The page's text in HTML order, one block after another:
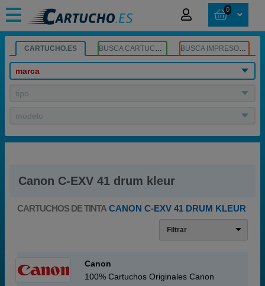
0
CARTUCHO.ES BUSCA CARTUCHOS BUSCA IMPRESORA
marca
tipo
modelo
Canon C-EXV 41 drum kleur
CARTUCHOS DE TINTA CANON C-EXV 41 DRUM KLEUR
Filtrar
Canon
100% Cartuchos Originales Canon